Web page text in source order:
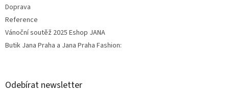
Doprava
Reference
Vánoční soutěž 2025 Eshop JANA
Butik Jana Praha a Jana Praha Fashion:
Odebírat newsletter